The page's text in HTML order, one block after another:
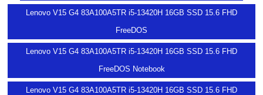
Lenovo V15 G4 83A100A5TR i5-13420H 16GB SSD 15.6 FHD
FreeDOS
Lenovo V15 G4 83A100A5TR i5-13420H 16GB SSD 15.6 FHD
FreeDOS Notebook
Lenovo V15 G4 83A100A5TR i5-13420H 16GB SSD 15.6 FHD